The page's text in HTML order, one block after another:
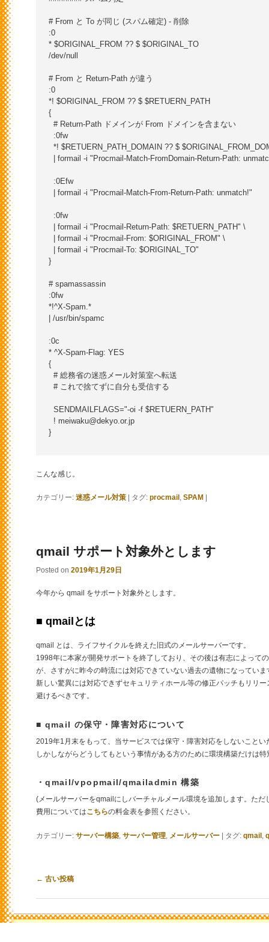
# From と To が同じ (スパム確定) - 削除
:0
* $ORIGINAL_FROM ?? $ $ORIGINAL_TO
/dev/null
# From と Return-Path が違う
:0
*! $ORIGINAL_FROM ?? $ $RETUERN_PATH
{
  # Return-Path ドメインが From ドメインを含まない
  :0fw
*! $RETUERN_PATH_DOMAIN ?? $
| formail -i "Procmail-Match-FromDomain-Return-Path:
  :0Efw
  | formail -i "Procmail-Match-From-Return-Path: unmatch!"
  :0fw
  | formail -i "Procmail-Return-Path: $RETUERN_PATH" \
  | formail -i "Procmail-From: $ORIGINAL_FROM" \
  | formail -i "Procmail-To: $ORIGINAL_TO"
}
# spamassassin
:0fw
*!^X-Spam.*
| /usr/bin/spamc
:0c
* ^X-Spam-Flag: YES
{
  # 総務省の迷惑メール対策室へ転送
  # これで捨てずに自分も受信する
  SENDMAILFLAGS="-oi -f $RETUERN_PATH"
  ! meiwaku@dekyo.or.jp
}
こんな感じ。
カテゴリー: 迷惑メール対策 タグ: procmail , SPAM
qmail サポート対象外とします
Posted on 2019年1月29日
今年から qmail をサポート対象外とします。
■ qmailとは
qmail とは、ライフサイクルを終えた旧式のメールサーバーです。
1998年に本家が開発サポートを終了しており、その後は有志によって
が、さすがに昨今の時流には対応できていない過去の遺物になっていま
新しい驚異には対応できずセキュリティホール等の修正パッチもリリ
避けるべきです。
■ qmail の保守・障害対応について
2019年1月末をもって、当サービスでは保守・障害対応をしないことい
しかしながらどうしてもという事情がある方のために環境構築だけは
・qmail/vpopmail/qmailadmin 構築
(メールサーバーをqmailにしバーチャルメール環境を追加します。た
費用についてはこちらの料金表を参照ください。
カテゴリー: サーバー構築 サーバー管理 メールサーバー | タグ: qmail
投稿ナビゲーション
← 古い投稿